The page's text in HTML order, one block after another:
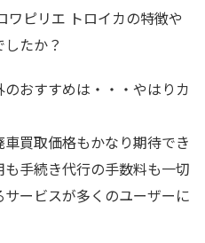
ワピリエ トロイカの特徴や
たか？
おすすめは・・・やはりカ
買取価格もかなり期待でき
手続き代行の手数料も一切
ービスが多くのユーザーに